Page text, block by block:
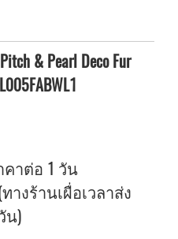
& Pearl Deco Fur
คาต่อ 1 วัน
างร้านเผื่อเวลาส่ง
น)